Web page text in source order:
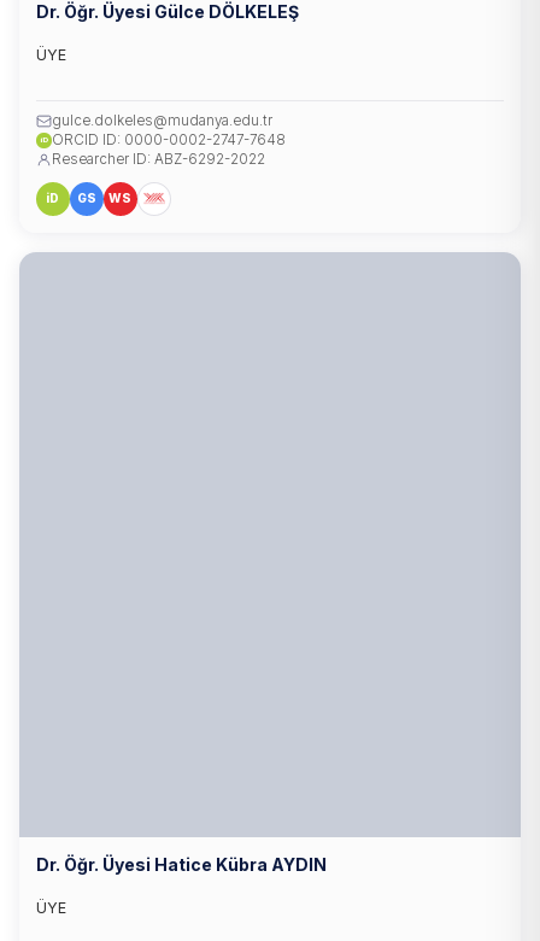
Dr. Öğr. Üyesi Gülce DÖLKELEŞ
ÜYE
gulce.dolkeles@mudanya.edu.tr
iD ORCID ID: 0000-0002-2747-7648
Researcher ID: ABZ-6292-2022
iD GS WS
Dr. Öğr. Üyesi Hatice Kübra AYDIN
ÜYE